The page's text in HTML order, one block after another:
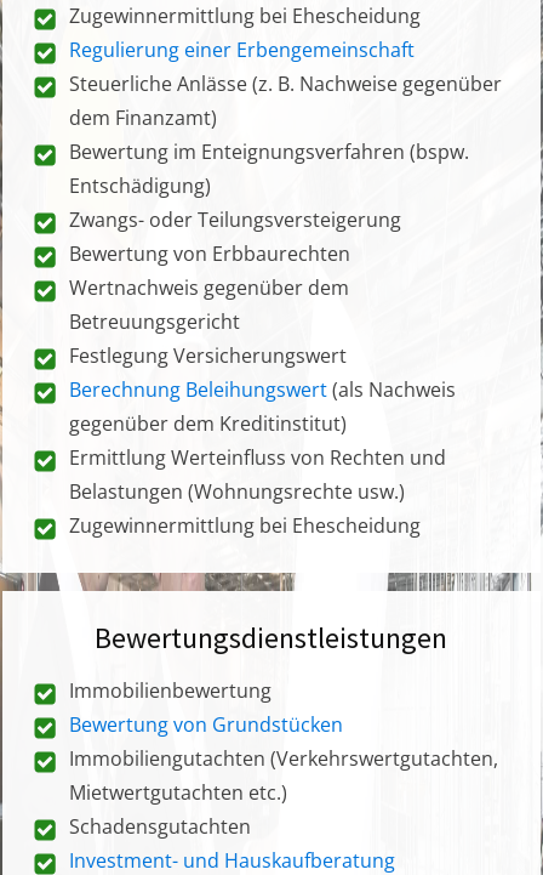
Zugewinnermittlung bei Ehescheidung
Regulierung einer Erbengemeinschaft
Steuerliche Anlässe (z. B. Nachweise gegenüber
dem Finanzamt)
Bewertung im Enteignungsverfahren (bspw.
Entschädigung)
Zwangs- oder Teilungsversteigerung
Bewertung von Erbbaurechten
Wertnachweis gegenüber dem
Betreuungsgericht
Festlegung Versicherungswert
Berechnung Beleihungswert(als Nachweis
gegenüber dem Kreditinstitut)
Ermittlung Werteinfluss von Rechten und
Belastungen (Wohnungsrechte usw.)
Zugewinnermittlung bei Ehescheidung
Bewertungsdienstleistungen
Immobilienbewertung
Bewertung von Grundstücken
Immobiliengutachten (Verkehrswertgutachten,
Mietwertgutachten etc.)
Schadensgutachten
Investment- und Hauskaufberatung